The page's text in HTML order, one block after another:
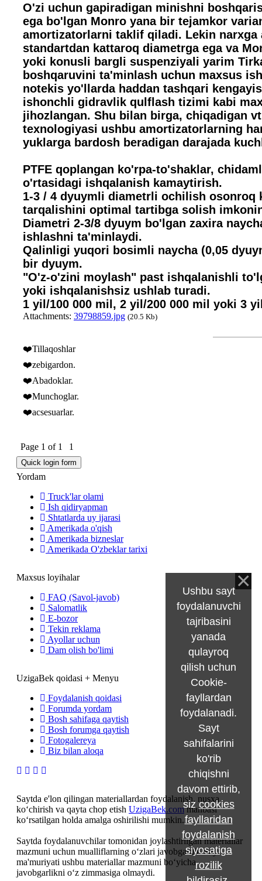
O'zi uchun gapiradigan minishni
ega bo'lgan Monro yana bir tejamkor
amortizatorlarni taklif qiladi. Lekin narxga
standartdan kattaroq diametrga ega va
yoki konusli bargli suspenziyali yarim
boshqaruvini ta'minlash uchun maxsus
notekis yo'llarda haddan tashqari
ishonchli gidravlik qulflash tizimi kabi
jihozlangan. Shu bilan birga, chiqadigan
texnologiyasi ushbu amortizatorlarning
yuklarga bardosh beradigan darajada
PTFE qoplangan ko'rpa-to'shaklar,
o'rtasidagi ishqalanish kamaytirish.
1-3 / 4 dyuymli diametrli ochilish
tarqalishini optimal tartibga solish
Diametri 2-3/8 dyuym bo'lgan zaxira
ishlashni ta'minlaydi.
Qalinligi yuqori bosimli naycha (0,05
bir dyuym.
"O'z-o'zini moylash" past ishqalanishli
yoki ishqalanishsiz ushlab turadi.
1 yil/100 000 mil, 2 yil/200 000 mil yoki 3
Attachments: 39798859.jpg (20.5 Kb)
❤️Tillaqoshlar
❤️zebigardon.
❤️Abadoklar.
❤️Munchoglar.
❤️acsesuarlar.
Page 1 of 1 1
Yordam
Truck'lar olami
Ish qidiryapman
Shtatlarda uy ijarasi
Amerikada o'qish
Amerikada bizneslar
Amerikada O'zbeklar tarixi
Maxsus loyihalar
FAQ (Savol-javob)
Salomatlik
E-bozor
Tekin reklama
Ayollar uchun
Dam olish bo'limi
UzigaBek qoidasi + Menyu
Foydalanish qoidasi
Forumda yordam
Bosh sahifaga qaytish
Bosh forumga qaytish
Fotogalereya
Biz bilan aloqa
Saytda e'lon qilingan materiallardan foydalanish, nusxa
ko‘chirish va qayta chop etish UzigaBek.commanbasi
ko‘rsatilgan holda amalga oshirilishi mumkin.
Saytda foydalanuvchilar tomonidan joylashtirilgan materiallar
mazmuni uchun mualliflarning o‘zlari javobgardir. Sayt
ma'muriyati ushbu materiallar mazmuni bo‘yicha
javobgarlikni o‘z zimmasiga olmaydi.
Ushbu sayt
foydalanuvchi
tajribasini
yanada
qulayroq
qilish uchun
Cookie-
fayllardan
foydalanadi.
Sayt
sahifalarini
ko'rib
chiqishni
davom ettirib,
sizcookies
fayllaridan
foydalanish
siyosatiga
rozilik